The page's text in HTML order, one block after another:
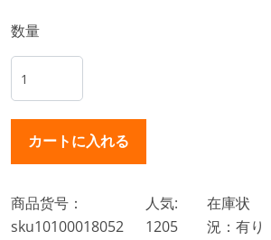
数量
商品货号：
sku10100018052
人気:
1205
在庫状
況：有り